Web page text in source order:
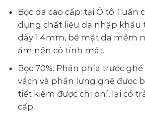
Bọc da cao cấp: tại Ô tô Tuấn
dụng chất liệu da nhập khẩu
dày 1.4mm, bề mặt da mềm
ẩm nên có tính mát.
Bọc 70%: Phần phía trước ghế
vách và phần lưng ghế được
tiết kiệm được chi phí, lại có
cấp.